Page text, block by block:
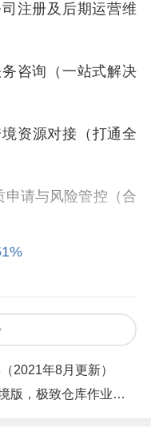
注册及后期运营维
咨询（一站式解决
资源对接（打通全
请与风险管控（合
（享受税收优惠，
管理（从注册到运
2021年8月更新）
，极致仓库作业体验